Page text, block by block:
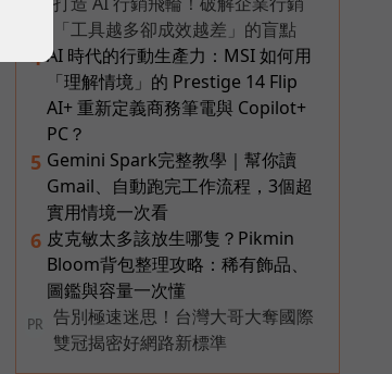
「工具越多卻成效越差」的盲點
4 AI 時代的行動生產力：MSI 如何用
「理解情境」的 Prestige 14 Flip
AI+ 重新定義商務筆電與 Copilot+
PC？
5 Gemini Spark完整教學｜幫你讀
Gmail、自動跑完工作流程，3個超
實用情境一次看
6 皮克敏太多該放生哪隻？Pikmin
Bloom背包整理攻略：稀有飾品、
圖鑑與容量一次懂
PR
告別極速迷思！台灣大哥大奪國際
雙冠揭密好網路新標準